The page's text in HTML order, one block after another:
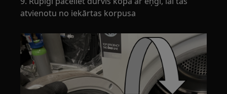
atvienotu no iekārtas korpusa